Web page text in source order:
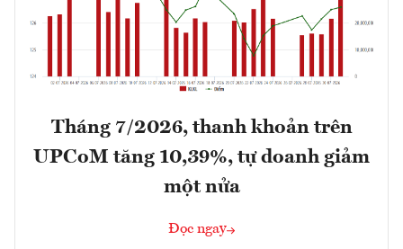
Tháng 7/2026, thanh khoản trên
UPCoM tăng 10,39%, tự doanh giảm
một nửa
Đọc ngay